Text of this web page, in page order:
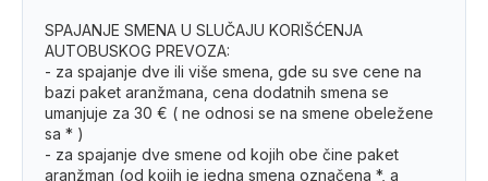
SPAJANJE SMENA U SLUČAJU KORIŠĆENJA
AUTOBUSKOG PREVOZA:
- za spajanje dve ili više smena, gde su sve cene na
bazi paket aranžmana, cena dodatnih smena se
umanjuje za 30 € ( ne odnosi se na smene obeležene
sa * )
- za spajanje dve smene od kojih obe čine paket
aranžman (od kojih je jedna smena označena *, a